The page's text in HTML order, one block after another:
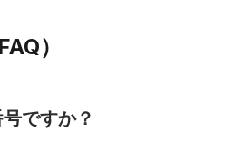
）
ですか？